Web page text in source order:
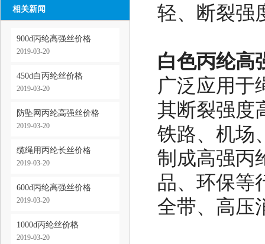
相关新闻
900d丙纶高强丝价格
2019-03-20
450d白丙纶丝价格
2019-03-20
防坠网丙纶高强丝价格
2019-03-20
缆绳用丙纶长丝价格
2019-03-20
600d丙纶高强丝价格
2019-03-20
1000d丙纶丝价格
2019-03-20
轻、断裂强
白色丙纶高
广泛应用于
其断裂强度
铁路、机场
制成高强丙
品、环保等
全带、高压